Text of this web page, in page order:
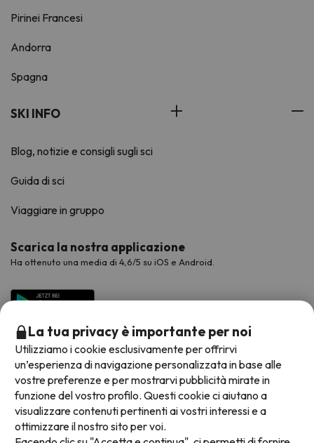
Pirinei Francesi
Andorra
Spagna
SKI INFO
Blog, notizie e consigli sugli sci
Guida di sci
Viaggiare in gruppo
Scarica la nostra applicazione
Ha ottenuto una media di 4,6/5 su iOS e Android.
Metodi di pagamento disponibili
La tua privacy è importante per noi
Utilizziamo i cookie esclusivamente per offrirvi
un’esperienza di navigazione personalizzata in base alle
vostre preferenze e per mostrarvi pubblicità mirate in
funzione del vostro profilo. Questi cookie ci aiutano a
visualizzare contenuti pertinenti ai vostri interessi e a
ottimizzare il nostro sito per voi.